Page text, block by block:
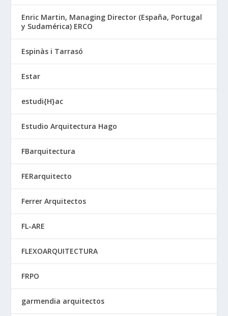
Enric Martin, Managing Director (España, Portugal
y Sudamérica) ERCO
Espinàs i Tarrasó
Estar
estudi{H}ac
Estudio Arquitectura Hago
FBarquitectura
FERarquitecto
Ferrer Arquitectos
FL-ARE
FLEXOARQUITECTURA
FRPO
garmendia arquitectos